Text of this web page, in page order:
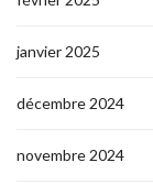
janvier 2025
décembre 2024
novembre 2024